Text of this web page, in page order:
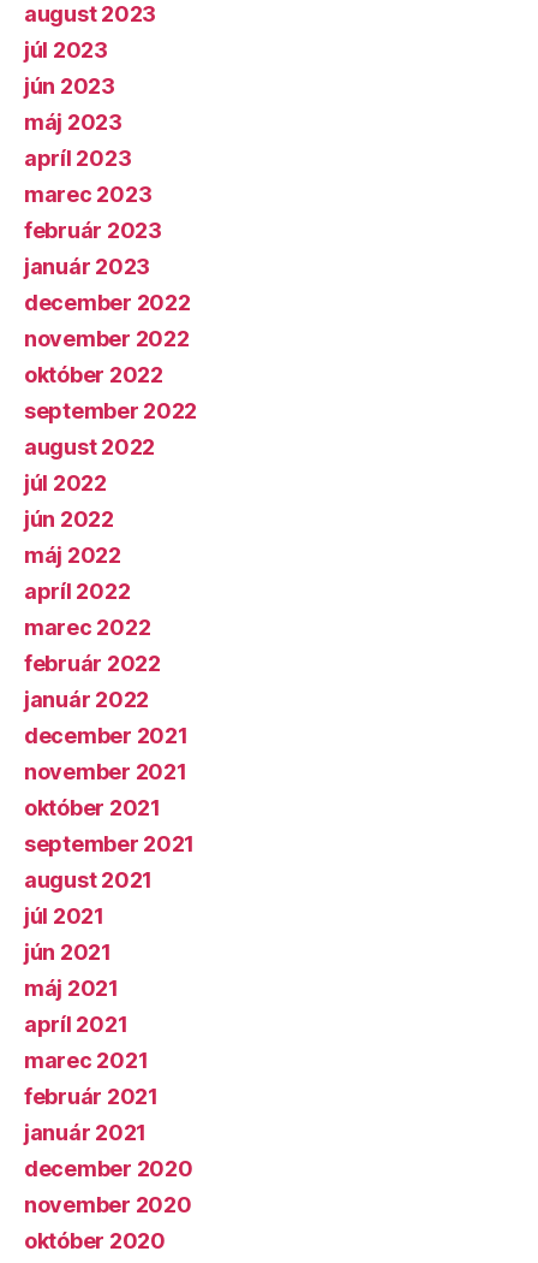
august 2023
júl 2023
jún 2023
máj 2023
apríl 2023
marec 2023
február 2023
január 2023
december 2022
november 2022
október 2022
september 2022
august 2022
júl 2022
jún 2022
máj 2022
apríl 2022
marec 2022
február 2022
január 2022
december 2021
november 2021
október 2021
september 2021
august 2021
júl 2021
jún 2021
máj 2021
apríl 2021
marec 2021
február 2021
január 2021
december 2020
november 2020
október 2020